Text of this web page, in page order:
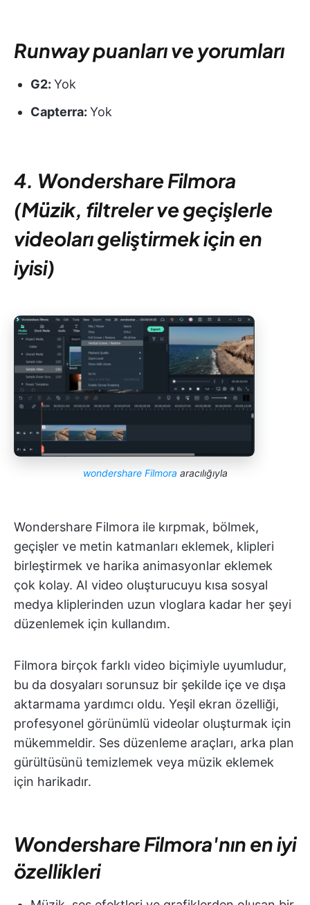
Runway puanları ve yorumları
G2: Yok
Capterra: Yok
4. Wondershare Filmora
(Müzik, filtreler ve geçişlerle
videoları geliştirmek için en
iyisi)
wondershare Filmora aracılığıyla
Wondershare Filmora ile kırpmak, bölmek,
geçişler ve metin katmanları eklemek, klipleri
birleştirmek ve harika animasyonlar eklemek
çok kolay. AI video oluşturucuyu kısa sosyal
medya kliplerinden uzun vloglara kadar her şeyi
düzenlemek için kullandım.
Filmora birçok farklı video biçimiyle uyumludur,
bu da dosyaları sorunsuz bir şekilde içe ve dışa
aktarmama yardımcı oldu. Yeşil ekran özelliği,
profesyonel görünümlü videolar oluşturmak için
mükemmeldir. Ses düzenleme araçları, arka plan
gürültüsünü temizlemek veya müzik eklemek
için harikadır.
Wondershare Filmora'nın en iyi
özellikleri